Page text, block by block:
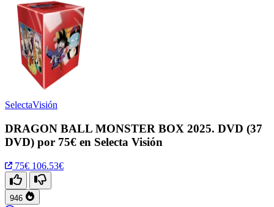
SelectaVisión
DRAGON BALL MONSTER BOX 2025. DVD (37
DVD) por 75€ en Selecta Visión
75€ 106.53€
946